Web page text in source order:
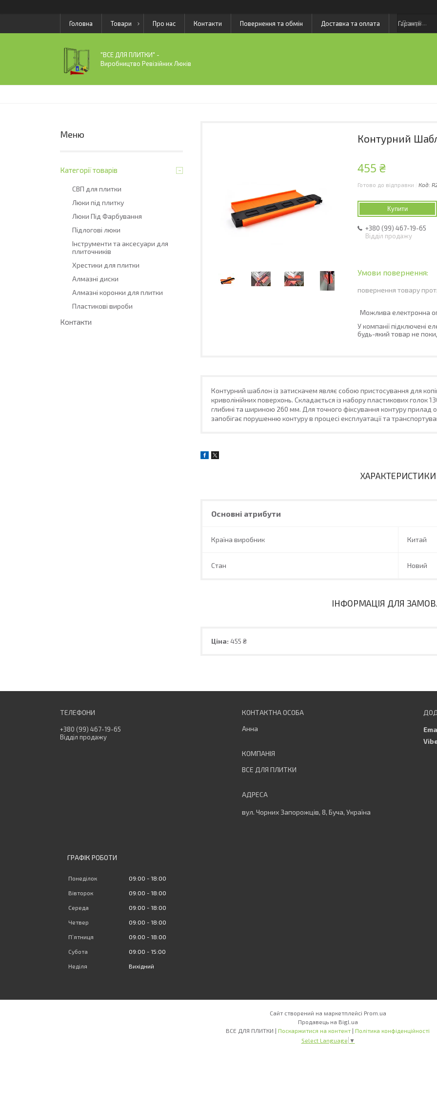
Головна Товари Про нас Контакти Повернення та обмін Доставка та оплата Гарантії
"ВСЕ ДЛЯ ПЛИТКИ" -
Виробництво Ревізійних Люків
Контурний
455 ₴
Готово до відправки Код:
Купити
+380 (99) 467-19-65
Відділ продажу
повернення товару
У компанії підключені
будь-який товар не
Контурний шаблон із затискачем являє собою пристосування для
криволінійних поверхонь. Складається із набору пластикових голок
глибині та шириною 260 мм. Для точного фіксування контуру
запобігає порушенню контуру в процесі експлуатації та
ХАРАКТЕРИСТИКИ
Основні атрибути
Країна виробник Китай
Стан Новий
ІНФОРМАЦІЯ ДЛЯ
Ціна: 455 ₴
Категорії товарів
СВП для плитки
Люки під плитку
Люки Під Фарбування
Підлогові люки
Інструменти та аксесуари для
плиточників
Хрестики для плитки
Алмазні диски
Алмазні коронки для плитки
Пластикові вироби
Контакти
+380 (99) 467-19-65
Відділ продажу
Анна
ВСЕ ДЛЯ ПЛИТКИ
вул. Чорних Запорожців, 8, Буча, Україна
ГРАФІК РОБОТИ
Понеділок 09:00 18:00
Вівторок 09:00 18:00
Середа 09:00 18:00
Четвер 09:00 18:00
Пʼятниця 09:00 18:00
Субота 09:00 15:00
Неділя Вихідний
Сайт створений на маркетплейсі Prom.ua
Продавець на Bigl.ua
ВСЕ ДЛЯ ПЛИТКИ | Поскаржитися на контент | Політика конфіденційності
Select Language ▼